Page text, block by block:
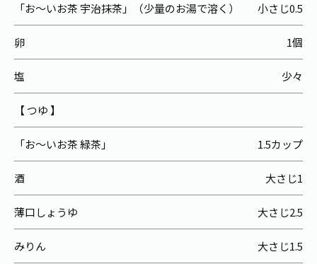
「お～いお茶 宇治抹茶」（少量のお湯で溶く） 小さじ0.5
卵 1個
塩 少々
【 つゆ 】
「お～いお茶 緑茶」 1.5カップ
酒 大さじ1
薄口しょうゆ 大さじ2.5
みりん 大さじ1.5